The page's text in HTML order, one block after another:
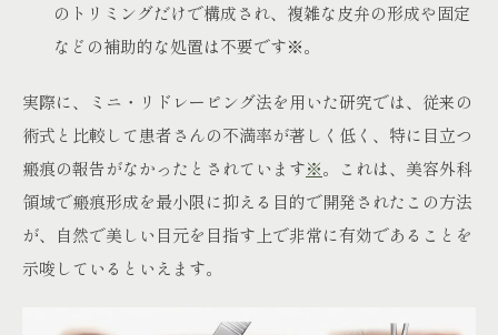
のトリミングだけで構成され、複雑な皮弁の形成や固定
などの補助的な処置は不要です※。
実際に、ミニ・リドレーピング法を用いた研究では、従来の
術式と比較して患者さんの不満率が著しく低く、特に目立つ
瘢痕の報告がなかったとされています※。これは、美容外科
領域で瘢痕形成を最小限に抑える目的で開発されたこの方法
が、自然で美しい目元を目指す上で非常に有効であることを
示唆しているといえます。